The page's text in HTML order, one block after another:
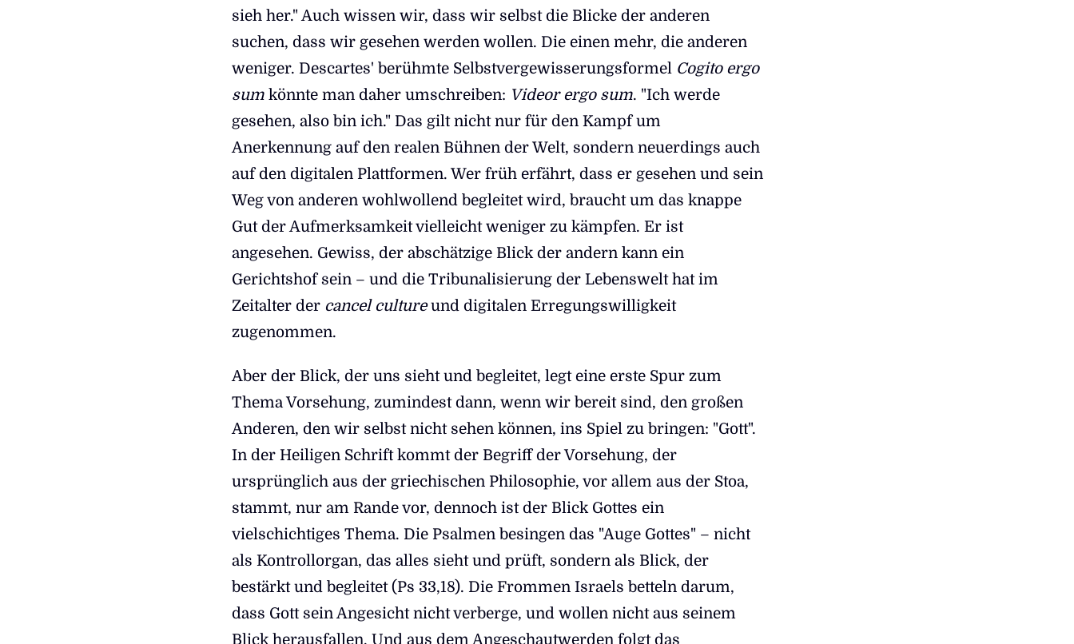
sieh her." Auch wissen wir, dass wir selbst die Blicke der anderen
suchen, dass wir gesehen werden wollen. Die einen mehr, die anderen
weniger. Descartes' berühmte Selbstvergewisserungsformel Cogito ergo
sumkönnte man daher umschreiben: Videor ergo sum. "Ich werde
gesehen, also bin ich." Das gilt nicht nur für den Kampf um
Anerkennung auf den realen Bühnen der Welt, sondern neuerdings auch
auf den digitalen Plattformen. Wer früh erfährt, dass er gesehen und sein
Weg von anderen wohlwollend begleitet wird, braucht um das knappe
Gut der Aufmerksamkeit vielleicht weniger zu kämpfen. Er ist
angesehen. Gewiss, der abschätzige Blick der andern kann ein
Gerichtshof sein – und die Tribunalisierung der Lebenswelt hat im
Zeitalter der cancel cultureund digitalen Erregungswilligkeit
zugenommen.
Aber der Blick, der uns sieht und begleitet, legt eine erste Spur zum
Thema Vorsehung, zumindest dann, wenn wir bereit sind, den großen
Anderen, den wir selbst nicht sehen können, ins Spiel zu bringen: "Gott".
In der Heiligen Schrift kommt der Begriff der Vorsehung, der
ursprünglich aus der griechischen Philosophie, vor allem aus der Stoa,
stammt, nur am Rande vor, dennoch ist der Blick Gottes ein
vielschichtiges Thema. Die Psalmen besingen das "Auge Gottes" – nicht
als Kontrollorgan, das alles sieht und prüft, sondern als Blick, der
bestärkt und begleitet (Ps 33,18). Die Frommen Israels betteln darum,
dass Gott sein Angesicht nicht verberge, und wollen nicht aus seinem
Blick herausfallen. Und aus dem Angeschautwerden folgt das